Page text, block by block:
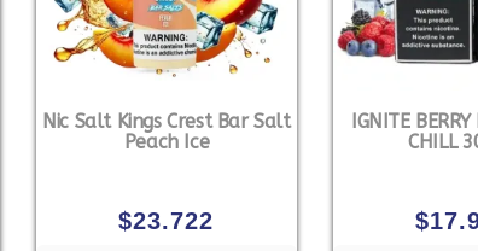
Nic Salt Kings Crest Bar Salt
Peach Ice
$23.722
IGNITE
CHILL
$